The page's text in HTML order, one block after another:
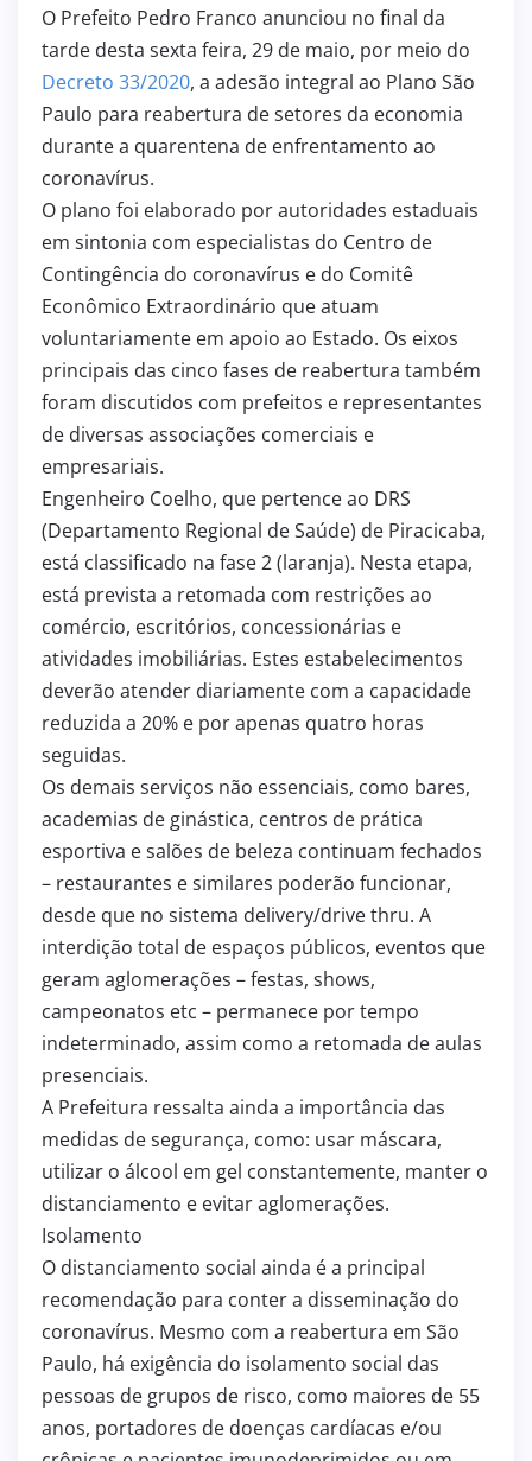
O Prefeito Pedro Franco anunciou no final da
tarde desta sexta feira, 29 de maio, por meio do
Decreto 33/2020, a adesão integral ao Plano São
Paulo para reabertura de setores da economia
durante a quarentena de enfrentamento ao
coronavírus.
O plano foi elaborado por autoridades estaduais
em sintonia com especialistas do Centro de
Contingência do coronavírus e do Comitê
Econômico Extraordinário que atuam
voluntariamente em apoio ao Estado. Os eixos
principais das cinco fases de reabertura também
foram discutidos com prefeitos e representantes
de diversas associações comerciais e
empresariais.
Engenheiro Coelho, que pertence ao DRS
(Departamento Regional de Saúde) de Piracicaba,
está classificado na fase 2 (laranja). Nesta etapa,
está prevista a retomada com restrições ao
comércio, escritórios, concessionárias e
atividades imobiliárias. Estes estabelecimentos
deverão atender diariamente com a capacidade
reduzida a 20% e por apenas quatro horas
seguidas.
Os demais serviços não essenciais, como bares,
academias de ginástica, centros de prática
esportiva e salões de beleza continuam fechados
– restaurantes e similares poderão funcionar,
desde que no sistema delivery/drive thru. A
interdição total de espaços públicos, eventos que
geram aglomerações – festas, shows,
campeonatos etc – permanece por tempo
indeterminado, assim como a retomada de aulas
presenciais.
A Prefeitura ressalta ainda a importância das
medidas de segurança, como: usar máscara,
utilizar o álcool em gel constantemente, manter o
distanciamento e evitar aglomerações.
Isolamento
O distanciamento social ainda é a principal
recomendação para conter a disseminação do
coronavírus. Mesmo com a reabertura em São
Paulo, há exigência do isolamento social das
pessoas de grupos de risco, como maiores de 55
anos, portadores de doenças cardíacas e/ou